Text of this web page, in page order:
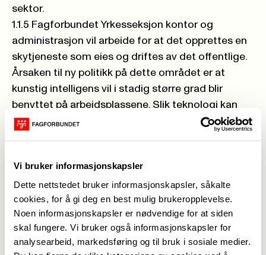
Vi bruker informasjonskapsler
Dette nettstedet bruker informasjonskapsler, såkalte
cookies, for å gi deg en best mulig brukeropplevelse.
Noen informasjonskapsler er nødvendige for at siden
skal fungere. Vi bruker også informasjonskapsler for
analysearbeid, markedsføring og til bruk i sosiale medier.
sektor.
1.1.5 Fagforbundet Yrkesseksjon kontor og
administrasjon vil arbeide for at det opprettes en
skytjeneste som eies og driftes av det offentlige.
Årsaken til ny politikk på dette området er at
kunstig intelligens vil i stadig større grad blir
benyttet på arbeidsplassene. Slik teknologi kan
være nyttig, men kan samtidig brukes til å
måter vil det skade innbyggernes tillit til den
offentlige forvaltning. Det finnes et omfattende
europeisk regelverk på området, blant annet i
personvernforordningen. Dette punktet er altså
knyttet til artikkel 88 GDPR, som gir
fagbevegelsen mulighet til å tarifffeste